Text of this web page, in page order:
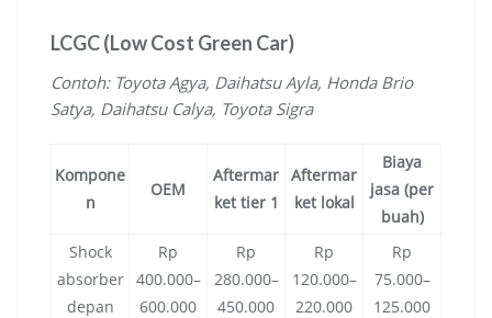
LCGC (Low Cost Green Car)
Contoh: Toyota Agya, Daihatsu Ayla, Honda Brio
Satya, Daihatsu Calya, Toyota Sigra
Kompone
n
OEM
Aftermar
ket tier 1
Aftermar
ket lokal
Biaya
jasa (per
buah)
Shock
absorber
depan
Rp
400.000–
600.000
Rp
280.000–
450.000
Rp
120.000–
220.000
Rp
75.000–
125.000